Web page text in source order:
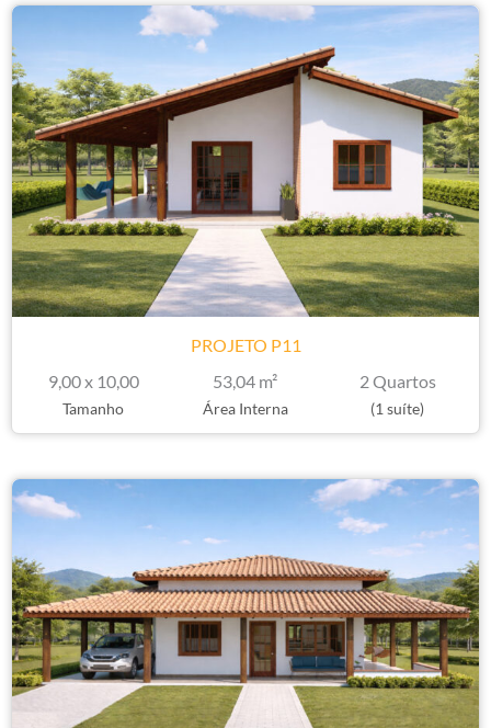
PROJETO P11
9,00 x 10,00
Tamanho
53,04 m²
Área Interna
2 Quartos
(1 suíte)